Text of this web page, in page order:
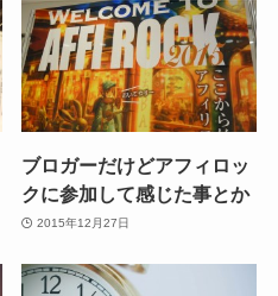
ブロガーだけどアフィロッ
クに参加して感じた事とか
2015年12月27日